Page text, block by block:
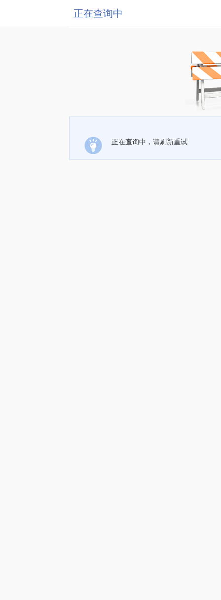
正在查询中
正在查询中，请刷新重试